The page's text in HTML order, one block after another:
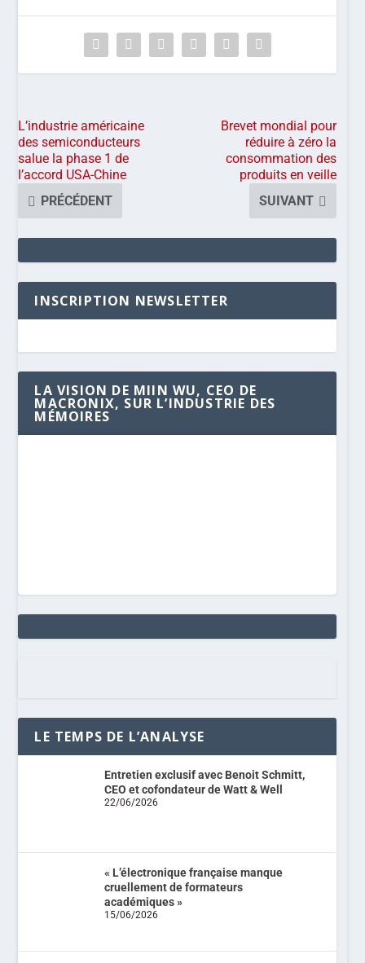
L’industrie américaine
des semiconducteurs
salue la phase 1 de
l’accord USA-Chine
PRÉCÉDENT
Brevet mondial pour
réduire à zéro la
consommation des
produits en veille
SUIVANT
INSCRIPTION NEWSLETTER
LA VISION DE MIIN WU, CEO DE
MACRONIX, SUR L’INDUSTRIE DES
MÉMOIRES
LE TEMPS DE L’ANALYSE
Entretien exclusif avec Benoit Schmitt,
CEO et cofondateur de Watt & Well
22/06/2026
« L’électronique française manque
cruellement de formateurs
académiques »
15/06/2026